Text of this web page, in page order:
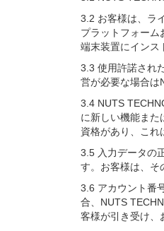
3.2 お客様は、ラ
プラットフォーム
端末装置にインス
3.3 使用許諾され
営が必要な場合は
3.4 NUTS
に新しい機能また
資格があり、これ
3.5 入力データの
す。お客様は、そ
3.6 アカウント番
合、NUTS
客様が引き受け、